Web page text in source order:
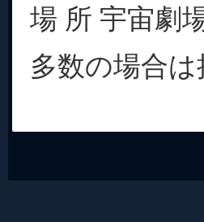
場 所 宇宙劇
多数の場合は